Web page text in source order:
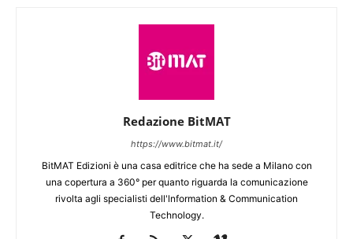
Redazione BitMAT
https://www.bitmat.it/
BitMAT Edizioni è una casa editrice che ha sede a Milano con
una copertura a 360° per quanto riguarda la comunicazione
rivolta agli specialisti dell'lnformation & Communication
Technology.